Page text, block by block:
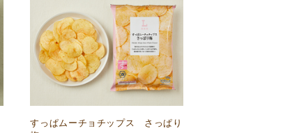
すっぱムーチョチップス さっぱり